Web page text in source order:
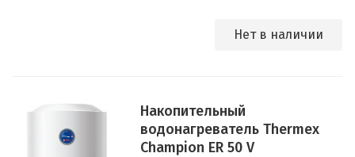
Нет в наличии
Накопительный
водонагреватель Thermex
Champion ER 50 V